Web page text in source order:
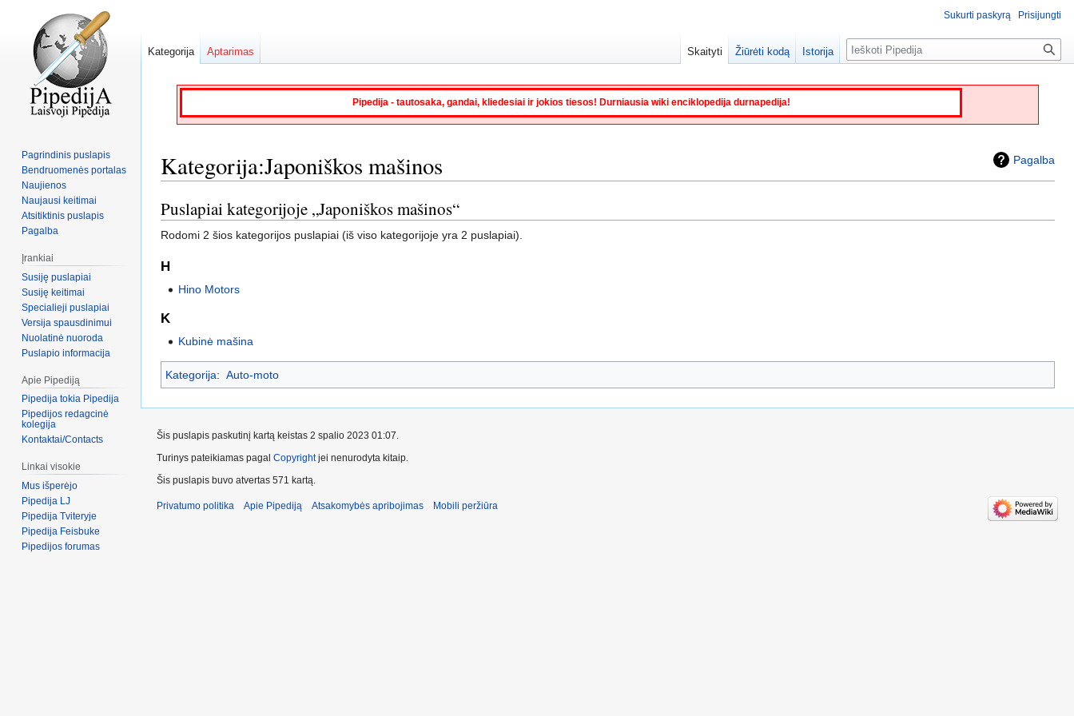
Pipedija - tautosaka, gandai, kliedesiai ir jokios tiesos! Durniausia wiki enciklopedija durnapedija!
Pagalba
Kategorija:Japoniškos mašinos
Jump
to
navigation
Jump
to
search
Puslapiai kategorijoje „Japoniškos mašinos“
Rodomi 2 šios kategorijos puslapiai (iš viso kategorijoje yra 2 puslapiai).
H
Hino Motors
K
Kubinė mašina
Kategorija: Auto-moto
Sukurti paskyrą Prisijungti
Kategorija Aptarimas Skaityti Žiūrėti kodą Istorija Paieška
Pagrindinis puslapis
Bendruomenės portalas
Naujienos
Naujausi keitimai
Atsitiktinis puslapis
Pagalba
Įrankiai
Susiję puslapiai
Susiję keitimai
Specialieji puslapiai
Versija spausdinimui
Nuolatinė nuoroda
Puslapio informacija
Apie Pipediją
Pipedija tokia Pipedija
Pipedijos redagcinė
kolegija
Kontaktai/Contacts
Linkai visokie
Mus išperėjo
Pipedija LJ
Pipedija Tviteryje
Pipedija Feisbuke
Pipedijos forumas
Šis puslapis paskutinį kartą keistas 2 spalio 2023 01:07.
Turinys pateikiamas pagal Copyrightjei nenurodyta kitaip.
Šis puslapis buvo atvertas 571 kartą.
Privatumo politika Apie Pipediją Atsakomybės apribojimas Mobili peržiūra